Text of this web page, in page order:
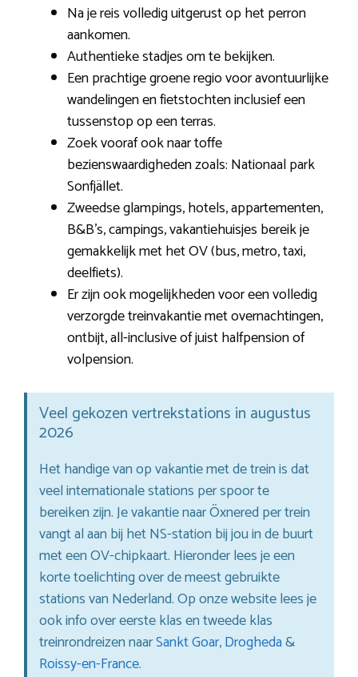
Na je reis volledig uitgerust op het perron
aankomen.
Authentieke stadjes om te bekijken.
Een prachtige groene regio voor avontuurlijke
wandelingen en fietstochten inclusief een
tussenstop op een terras.
Zoek vooraf ook naar toffe
bezienswaardigheden zoals: Nationaal park
Sonfjället.
Zweedse glampings, hotels, appartementen,
B&B’s, campings, vakantiehuisjes bereik je
gemakkelijk met het OV (bus, metro, taxi,
deelfiets).
Er zijn ook mogelijkheden voor een volledig
verzorgde treinvakantie met overnachtingen,
ontbijt, all-inclusive of juist halfpension of
volpension.
Veel gekozen vertrekstations in augustus
2026
Het handige van op vakantie met de trein is dat
veel internationale stations per spoor te
bereiken zijn. Je vakantie naar Öxnered per trein
vangt al aan bij het NS-station bij jou in de buurt
met een OV-chipkaart. Hieronder lees je een
korte toelichting over de meest gebruikte
stations van Nederland. Op onze website lees je
ook info over eerste klas en tweede klas
treinrondreizen naarSankt Goar,Drogheda&
Roissy-en-France.